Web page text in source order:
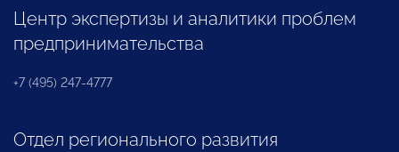
Центр экспертизы и аналитики проблем
предпринимательства
+7 (495) 247-4777
Отдел регионального развития